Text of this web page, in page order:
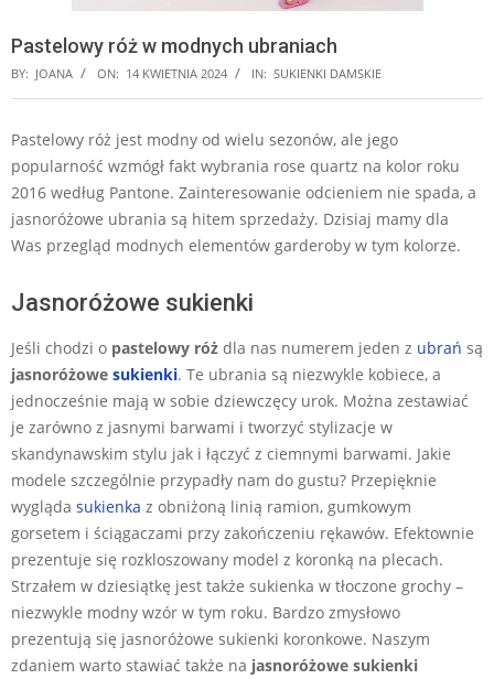
Pastelowy róż w modnych ubraniach
BY: JOANA ON: 14 KWIETNIA 2024 IN: SUKIENKI DAMSKIE
Pastelowy róż jest modny od wielu sezonów, ale jego
popularność wzmógł fakt wybrania rose quartz na kolor roku
2016 według Pantone. Zainteresowanie odcieniem nie spada, a
jasnoróżowe ubrania są hitem sprzedaży. Dzisiaj mamy dla
Was przegląd modnych elementów garderoby w tym kolorze.
Jasnoróżowe sukienki
Jeśli chodzi o pastelowy róż dla nas numerem jeden z ubrań są
jasnoróżowe sukienki. Te ubrania są niezwykle kobiece, a
jednocześnie mają w sobie dziewczęcy urok. Można zestawiać
je zarówno z jasnymi barwami i tworzyć stylizacje w
skandynawskim stylu jak i łączyć z ciemnymi barwami. Jakie
modele szczególnie przypadły nam do gustu? Przepięknie
wygląda sukienka z obniżoną linią ramion, gumkowym
gorsetem i ściągaczami przy zakończeniu rękawów. Efektownie
prezentuje się rozkloszowany model z koronką na plecach.
Strzałem w dziesiątkę jest także sukienka w tłoczone grochy –
niezwykle modny wzór w tym roku. Bardzo zmysłowo
prezentują się jasnoróżowe sukienki koronkowe. Naszym
zdaniem warto stawiać także na jasnoróżowe sukienki